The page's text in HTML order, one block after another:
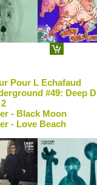
Pour L Echafaud
#49: Deep
- Black Moon
- Love Beach